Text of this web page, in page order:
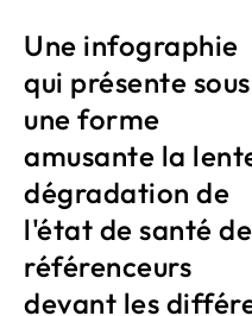
Une infographie
qui présente sous
une forme
amusante la
dégradation de
l'état de santé
référenceurs
devant les